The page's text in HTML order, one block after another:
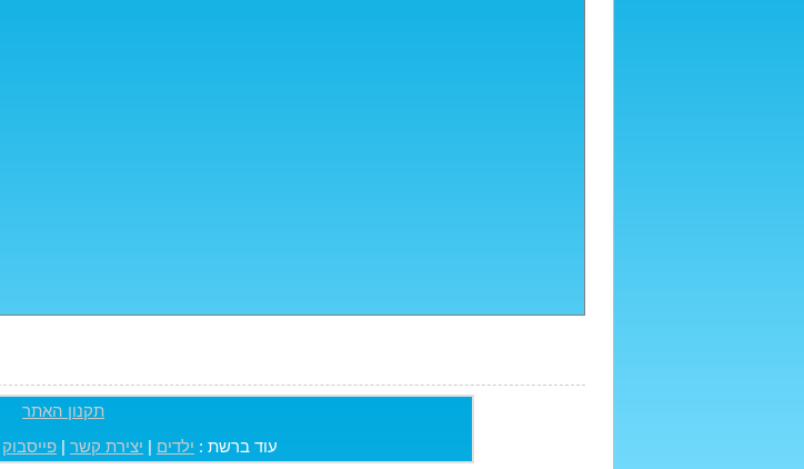
תקנון האתר
עוד ברשת : ילדים יצירת קשר פייסבוק